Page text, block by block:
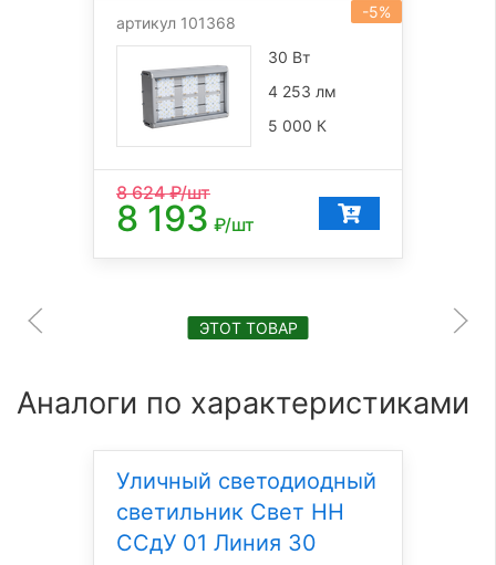
-5%
артикул 101368
30 Вт
4 253 лм
5 000 К
8 624₽/шт
8 193 ₽/шт
ЭТОТ ТОВАР
Аналоги по характеристиками
Уличный светодиодный
светильник Свет НН
ССдУ 01 Линия 30